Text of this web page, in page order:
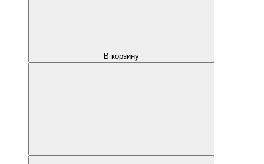
В корзину